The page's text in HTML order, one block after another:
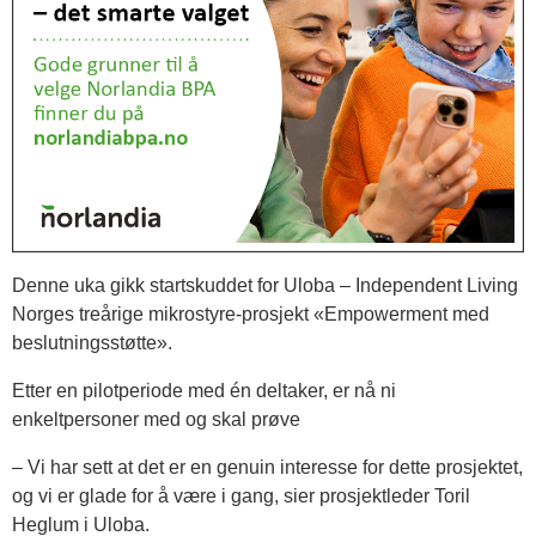
Denne uka gikk startskuddet for Uloba – Independent Living
Norges treårige mikrostyre-prosjekt «Empowerment med
beslutningsstøtte».
Etter en pilotperiode med én deltaker, er nå ni
enkeltpersoner med og skal prøve
– Vi har sett at det er en genuin interesse for dette prosjektet,
og vi er glade for å være i gang, sier prosjektleder Toril
Heglum i Uloba.